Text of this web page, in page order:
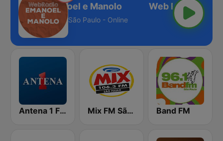
Rádio Emanoel e Manolo
São Paulo - Online
Antena 1 FM Mix FM São Paulo Band FM